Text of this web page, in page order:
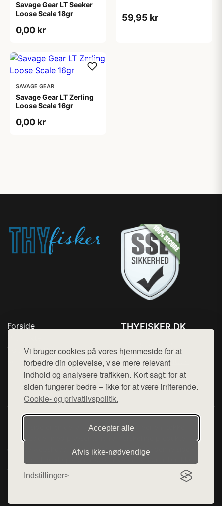
Vi bruger cookies på vores hjemmeside for at
forbedre din oplevelse, vise mere relevant
indhold og analysere trafikken. Kort sagt: for at
siden fungerer bedre – ikke for at være irriterende.
Cookie- og privatlivspolitik.
Accepter alle
Afvis ikke‑nødvendige
Indstillinger
Savage Gear LT Seeker
Loose Scale 18gr
0,00 kr
59,95 kr
SAVAGE GEAR
Savage Gear LT Zerling
Loose Scale 16gr
0,00 kr
Forside
Top Rabatter
Kontakt
THYFISKER.DK
Mail: hej@want.dk
Cookie- og privatlivspolitik
Denne side er en del af want.dk, der udgiver en række
hjemmesider med præsentation af forskellige produkter fra
diverse webshops. Der sælges ikke varer fra denne side - vi
henviser til de shops, som sælger varen. Vi har heller ikke
varerne på lager.